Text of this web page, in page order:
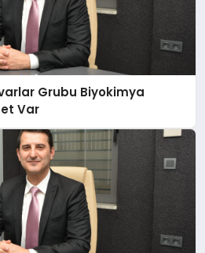
Grubu Biyokimya
Var